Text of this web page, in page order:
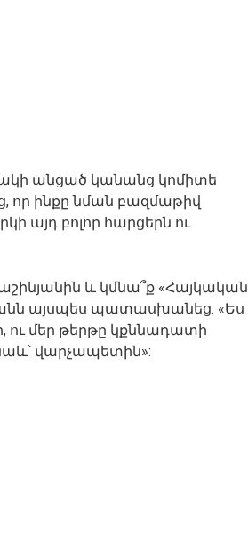
անցած կանանց կոմիտե
որ ինքը նման բազմաթիվ
այդ բոլոր հարցերն ու
և կմնա՞ք «Հայկական
այսպես պատասխանեց. «Ես
ու մեր թերթը կքննադատի
վարչապետին»: